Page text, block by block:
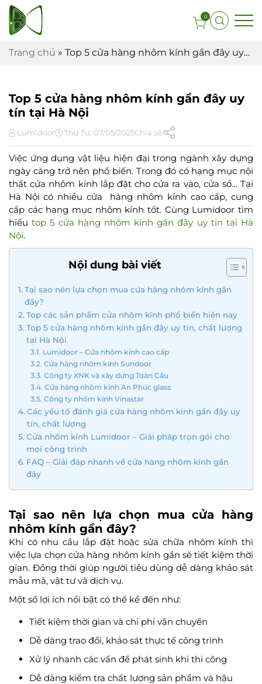
0
Trang chủ » Top 5 cửa hàng nhôm kính gần đây uy
Top 5 cửa hàng nhôm kính gần đây uy
tín tại Hà Nội
Lumidoor Thứ Tư, 07/05/2025Chia sẻ
Việc ứng dụng vật liệu hiện đại trong ngành xây dựng
ngày càng trở nên phổ biến. Trong đó có hạng mục nội
thất cửa nhôm kính lắp đặt cho cửa ra vào, cửa sổ… Tại
Hà Nội có nhiều cửa hàng nhôm kính cao cấp, cung
cấp các hạng mục nhôm kính tốt. Cùng Lumidoor tìm
hiểutop 5 cửa hàng nhôm kính gần đây uy tín tại Hà
Nội.
Nội dung bài viết
Tại sao nên lựa chọn mua cửa hàng nhôm kính gần
đây?
Top các sản phẩm cửa nhôm kính phổ biến hiện nay
Top 5 cửa hàng nhôm kính gần đây uy tín, chất lượng
tại Hà Nội
Lumidoor – Cửa nhôm kính cao cấp
Cửa hàng nhôm kính Sundoor
Công ty XNK và xây dựng Toàn Cầu
Cửa hàng nhôm kính An Phúc glass
Công ty nhôm kính Vinastar
Các yếu tố đánh giá cửa hàng nhôm kính gần đây uy
tín, chất lượng
Cửa nhôm kính Lumidoor – Giải pháp trọn gói cho
mọi công trình
FAQ – Giải đáp nhanh về cửa hàng nhôm kính gần
đây
Tại sao nên lựa chọn mua cửa hàng
nhôm kính gần đây?
Khi có nhu cầu lắp đặt hoặc sửa chữa nhôm kính thì
việc lựa chọn cửa hàng nhôm kính gần sẽ tiết kiệm thời
gian. Đồng thời giúp người tiêu dùng dễ dàng khảo sát
mẫu mã, vật tư và dịch vụ.
Một số lợi ích nổi bật có thể kể đến như:
Tiết kiệm thời gian và chi phí vận chuyển
Dễ dàng trao đổi, khảo sát thực tế công trình
Xử lý nhanh các vấn đề phát sinh khi thi công
Dễ dàng kiểm tra chất lượng sản phẩm và hậu